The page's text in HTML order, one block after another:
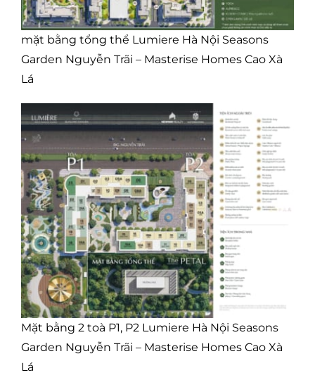
mặt bằng tổng thể Lumiere Hà Nội Seasons
Garden Nguyễn Trãi – Masterise Homes Cao Xà
Lá
Mặt bằng 2 toà P1, P2 Lumiere Hà Nội Seasons
Garden Nguyễn Trãi – Masterise Homes Cao Xà
Lá